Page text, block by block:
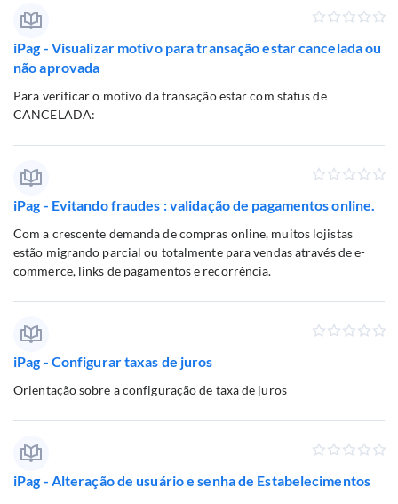
iPag - Visualizar motivo para transação estar cancelada ou
não aprovada
Para verificar o motivo da transação estar com status de
CANCELADA:
iPag - Evitando fraudes : validação de pagamentos online.
Com a crescente demanda de compras online, muitos lojistas
estão migrando parcial ou totalmente para vendas através de e-
commerce, links de pagamentos e recorrência.
iPag - Configurar taxas de juros
Orientação sobre a configuração de taxa de juros
iPag - Alteração de usuário e senha de Estabelecimentos